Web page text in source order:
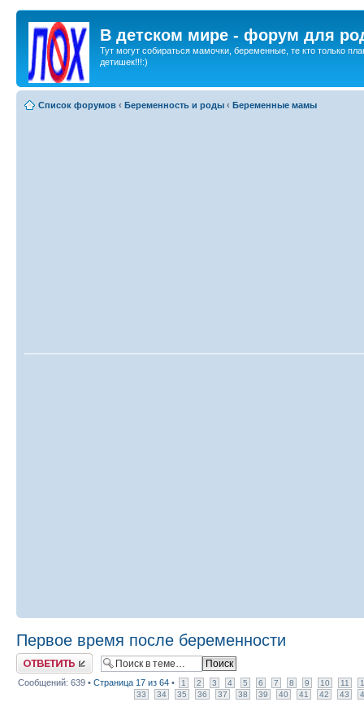
В детском мире - форум для
Тут могут собираться мамочки, беременные, те кто только
детишек!!!:)
Список форумов ‹ Беременность и роды ‹ Беременные мамы
Первое время после беременности
Ответить
Сообщений: 639 • Страница 17 из 64 • 1 2 3 4 5 6 7 8 9 10 11
33
34 35 36 37 38 39 40 41 42 43